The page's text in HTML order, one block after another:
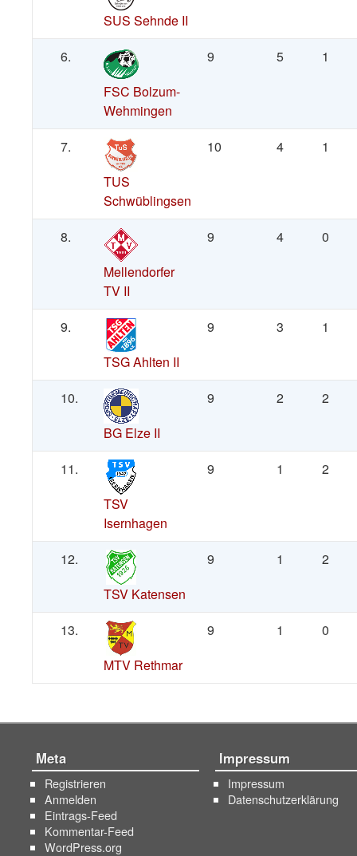
SUS Sehnde II
6.
FSC Bolzum-
Wehmingen
9 5 1
7.
TUS
Schwüblingsen
10 4 1
8.
Mellendorfer
TV II
9 4 0
9.
TSG Ahlten II
9 3 1
10.
BG Elze II
9 2 2
11.
TSV
Isernhagen
9 1 2
12.
TSV Katensen
9 1 2
13.
MTV Rethmar
9 1 0
Meta
Registrieren
Anmelden
Eintrags-Feed
Kommentar-Feed
WordPress.org
Impressum
Impressum
Datenschutzerklärung